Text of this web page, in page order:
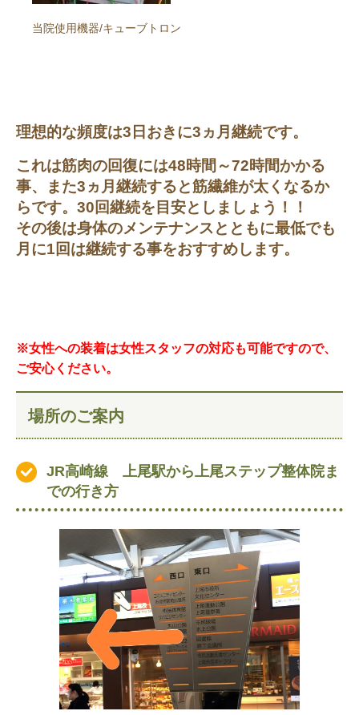
当院使用機器/キューブトロン
理想的な頻度は3日おきに3ヵ月継続です。
これは筋肉の回復には48時間～72時間かかる
事、また3ヵ月継続すると筋繊維が太くなるか
らです。30回継続を目安としましょう！！
その後は身体のメンテナンスとともに最低でも
月に1回は継続する事をおすすめします。
※女性への装着は女性スタッフの対応も可能ですので、
ご安心ください。
場所のご案内
JR高崎線 上尾駅から上尾ステップ整体院ま
での行き方